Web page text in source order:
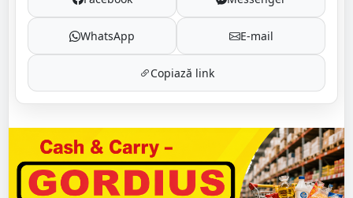
WhatsApp E-mail
Copiază link